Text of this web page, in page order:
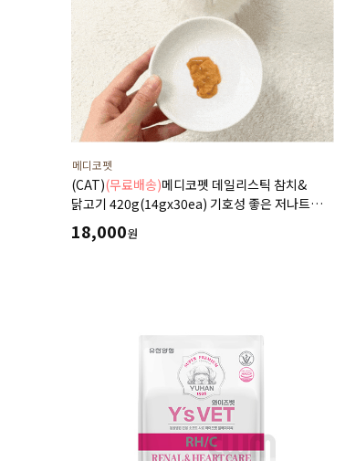
메디코펫
(CAT)(무료배송)메디코펫 데일리스틱 참치&
닭고기 420g(14gx30ea) 기호성 좋은 저나트륨
하루 종합 영양제 츄르
18,000원